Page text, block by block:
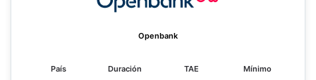
Openbank
País Duración TAE Mínimo